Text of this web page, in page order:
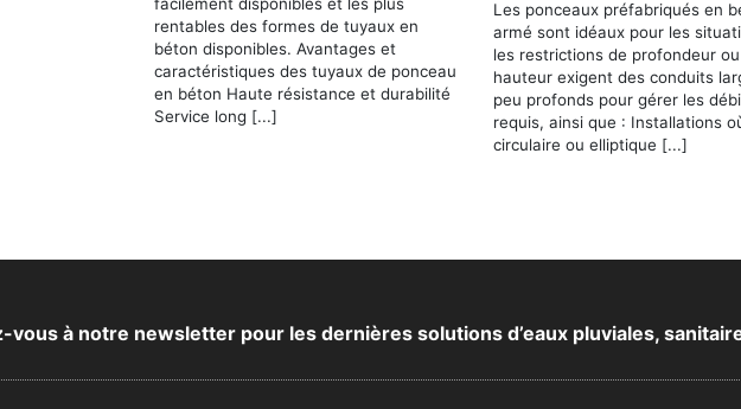
rentables des formes de tuyaux en
béton disponibles. Avantages et
caractéristiques des tuyaux de ponceau
en béton Haute résistance et durabilité
Service long [...]
Les ponceaux préfabriqués en
armé sont idéaux pour les
les restrictions de profondeur
hauteur exigent des conduits
peu profonds pour gérer les
requis, ainsi que : Installations
circulaire ou elliptique [...]
vous à notre newsletter pour les dernières solutions d’eaux pluviales,